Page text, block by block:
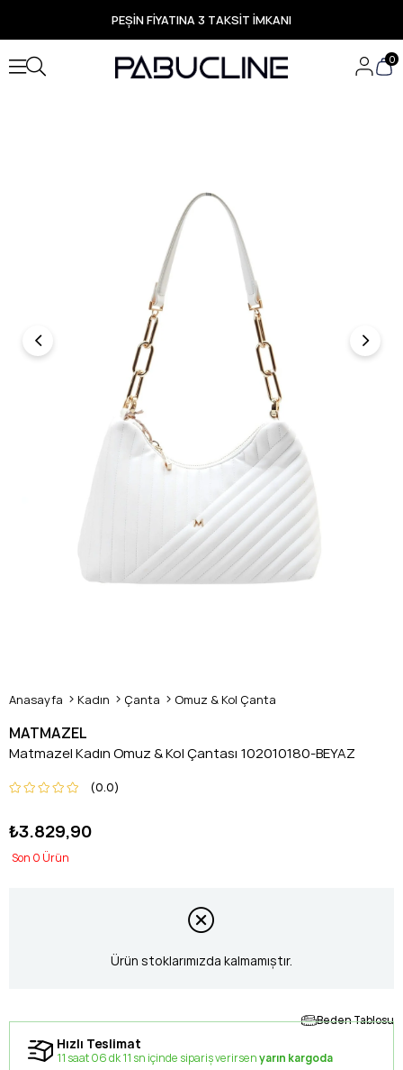
PEŞİN FİYATINA 3 TAKSİT İMKANI
TÜM ÜRÜNLERDE ÜCRETSİZ KARGO
Yeni Sezon Ürünlerde Özel Fırsatlar
Seçili Ürünlerde Hızlı Teslimat
0
Anasayfa Kadın Çanta Omuz & Kol Çanta
MATMAZEL
Matmazel Kadın Omuz & Kol Çantası 102010180-BEYAZ
0.0
₺3.829,90
0
Ürün stoklarımızda kalmamıştır.
Beden Tablosu
Hızlı Teslimat
11 saat 06 dk 11 sn içinde sipariş verirsenyarın kargoda